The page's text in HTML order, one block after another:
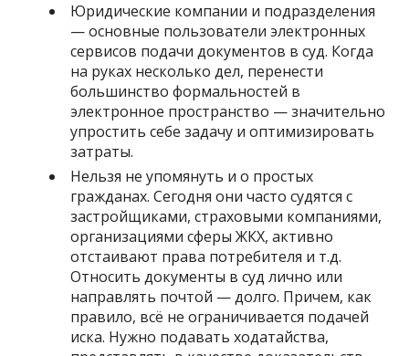
Юридические компании и подразделения
— основные пользователи электронных
сервисов подачи документов в суд. Когда
на руках несколько дел, перенести
большинство формальностей в
электронное пространство — значительно
упростить себе задачу и оптимизировать
затраты.
Нельзя не упомянуть и о простых
гражданах. Сегодня они часто судятся с
застройщиками, страховыми компаниями,
организациями сферы ЖКХ, активно
отстаивают права потребителя и т.д.
Относить документы в суд лично или
направлять почтой — долго. Причем, как
правило, всё не ограничивается подачей
иска. Нужно подавать ходатайства,